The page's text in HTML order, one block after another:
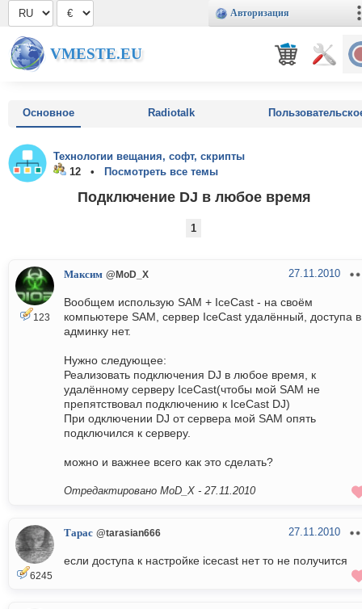
Авторизация
VMESTE.EU
Основное Radiotalk
Технологии вещания, софт, скрипты
12 •
Посмотреть все темы
Подключение DJ в любое время
1
123
Максим @MoD_X 27.11.2010
Вообщем использую SAM + IceCast - на своём
компьютере SAM, сервер IceCast удалённый, доступа в
админку нет.
Нужно следующее:
Реализовать подключения DJ в любое время, к
удалённому серверу IceCast(чтобы мой SAM не
препятствовал подключению к IceCast DJ)
При одключении DJ от сервера мой SAM опять
подключился к серверу.
можно и важнее всего как это сделать?
Отредактировано MoD_X - 27.11.2010
6245
Тарас @tarasian666 27.11.2010
если доступа к настройке icecast нет то не получится